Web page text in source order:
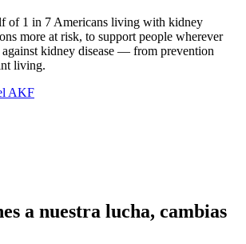
of 1 in 7 Americans living with kidney
more at risk, to support people wherever
kidney disease — from prevention
living.
AKF
a nuestra lucha, cambias